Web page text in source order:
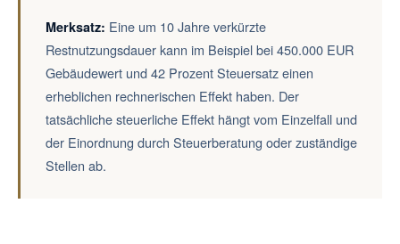
Merksatz: Eine um 10 Jahre verkürzte
Restnutzungsdauer kann im Beispiel bei 450.000 EUR
Gebäudewert und 42 Prozent Steuersatz einen
erheblichen rechnerischen Effekt haben. Der
tatsächliche steuerliche Effekt hängt vom Einzelfall und
der Einordnung durch Steuerberatung oder zuständige
Stellen ab.